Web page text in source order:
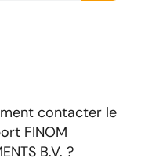
contacter le
FINOM
B.V. ?